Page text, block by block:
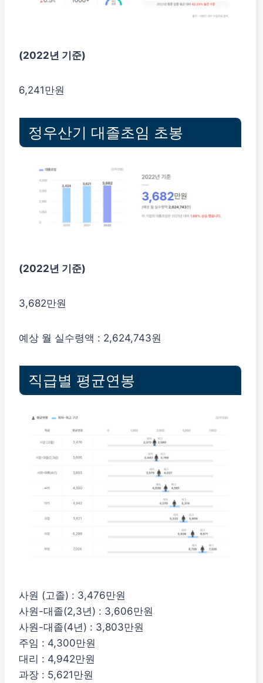
(2022년 기준)
6,241만원
정우산기 대졸초임 초봉
(2022년 기준)
3,682만원
예상 월 실수령액 : 2,624,743원
직급별 평균연봉
사원 (고졸) : 3,476만원
사원-대졸(2,3년) : 3,606만원
사원-대졸(4년) : 3,803만원
주임 : 4,300만원
대리 : 4,942만원
과장 : 5,621만원